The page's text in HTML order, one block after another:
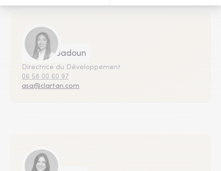
Aurore Sadoun
Directrice du Développement
06 58 00 60 97
asa@clartan.com